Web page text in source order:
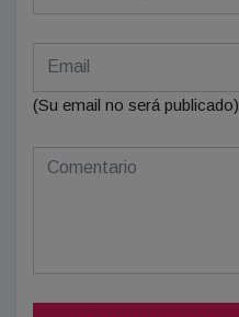
(Su email no será publicado)